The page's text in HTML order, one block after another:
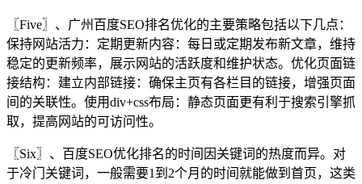
〖Five〗、广州百度SEO排名优化的主要策略包括以下几点：
保持网站活力：定期更新内容：每日或定期发布新文章，维持
稳定的更新频率，展示网站的活跃度和维护状态。优化页面链
接结构：建立内部链接：确保主页有各栏目的链接，增强页面
间的关联性。使用div+css布局：静态页面更有利于搜索引擎抓
取，提高网站的可访问性。
〖Six〗、百度SEO优化排名的时间因关键词的热度而异。对
于冷门关键词，一般需要1到2个月的时间就能做到首页，这类